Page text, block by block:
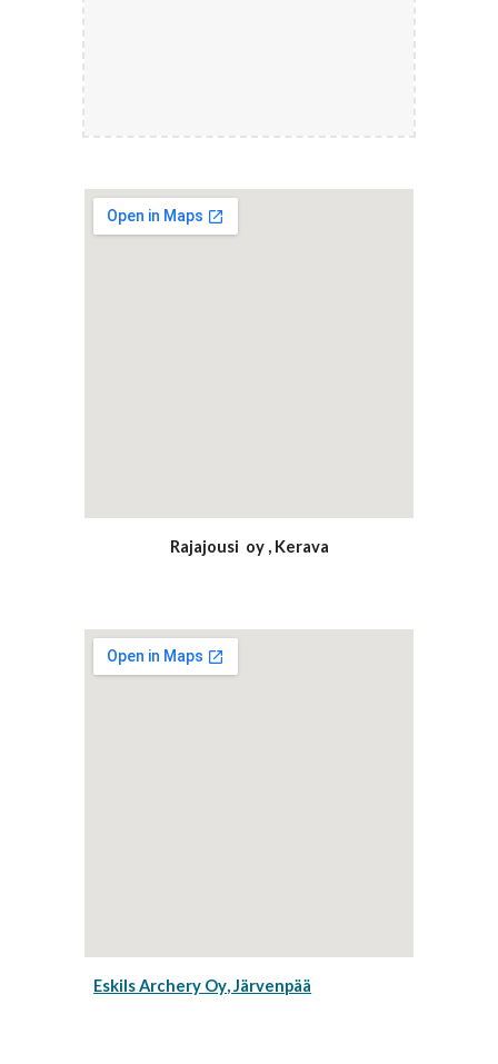
Rajajousi oy , Kerava
Eskils Archery Oy, Järvenpää